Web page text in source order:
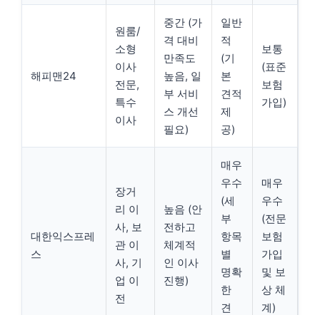
해피맨24
원룸/
소형
이사
전문,
특수
이사
중간 (가
격 대비
만족도
높음, 일
부 서비
스 개선
필요)
일반
적
(기
본
견적
제
공)
보통
(표준
보험
가입)
대한익스프레
스
장거
리 이
사, 보
관 이
사, 기
업 이
전
높음 (안
전하고
체계적
인 이사
진행)
매우
우수
(세
부
항목
별
명확
한
견
매우
우수
(전문
보험
가입
및 보
상 체
계)